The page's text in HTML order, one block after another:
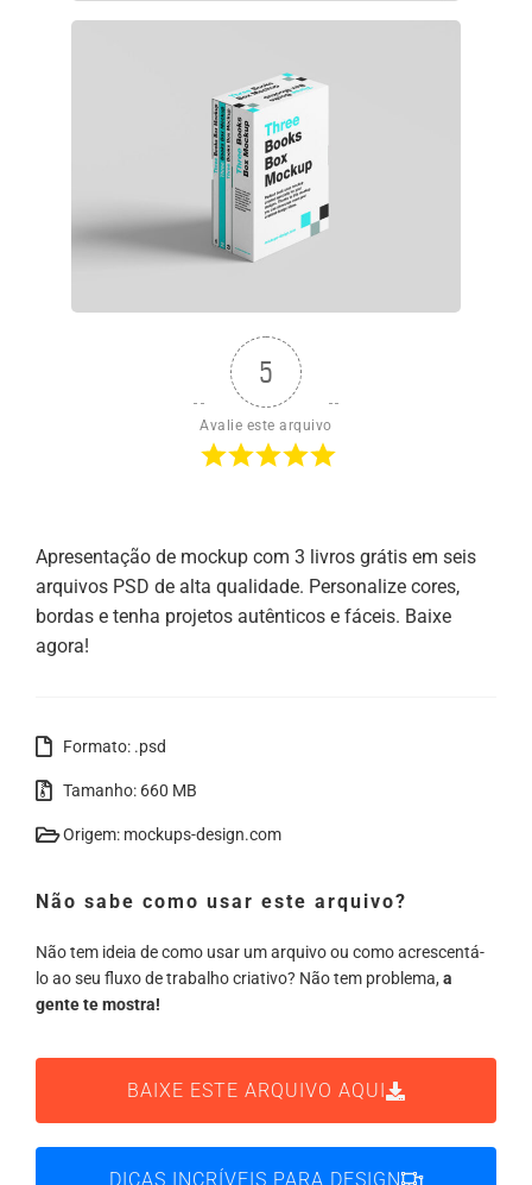
5
Avalie este arquivo
Apresentação de mockup com 3 livros grátis em seis
arquivos PSD de alta qualidade. Personalize cores,
bordas e tenha projetos autênticos e fáceis. Baixe
agora!
Formato: .psd
Tamanho: 660 MB
Origem: mockups-design.com
Não sabe como usar este arquivo?
Não tem ideia de como usar um arquivo ou como acrescentá-
lo ao seu fluxo de trabalho criativo? Não tem problema, a
gente te mostra!
BAIXE ESTE ARQUIVO AQUI
DICAS INCRÍVEIS PARA DESIGN